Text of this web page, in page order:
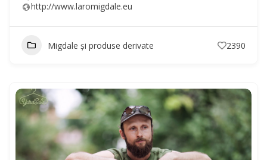
http://www.laromigdale.eu
Migdale și produse derivate 2390